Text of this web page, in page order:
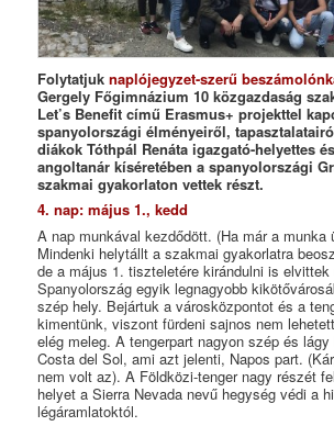
Folytatjuknaplójegyzet-szerű
Gergely Főgimnázium 10 közgazdaság
Let’s Benefit című Erasmus+ projekttel
spanyolországi élményeiről,
diákok Tóthpál Renáta igazgató-helyettes
angoltanár kíséretében a spanyolországi
szakmai gyakorlaton vettek részt.
4. nap: május 1., kedd
A nap munkával kezdődött. (Ha már a
Mindenki helytállt a szakmai gyakorlatra
de a május 1. tiszteletére kirándulni is elvittek
Spanyolország egyik legnagyobb
szép hely. Bejártuk a városközpontot és a
kimentünk, viszont fürdeni sajnos nem
elég meleg. A tengerpart nagyon szép és
Costa del Sol, ami azt jelenti, Napos part.
nem volt az). A Földközi-tenger nagy részét
helyet a Sierra Nevada nevű hegység védi a
légáramlatoktól.